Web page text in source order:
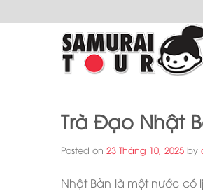
to
Trà Đạo Nhật
Posted on 23 Tháng 10, 2025 by
Nhật Bản là một nước có